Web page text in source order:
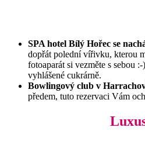
SPA hotel Bílý Hořec se
dopřát polední vířivku, kterou
fotoaparát si vezměte s sebou
vyhlášené cukrárně.
Bowlingový club v
předem, tuto rezervaci Vám